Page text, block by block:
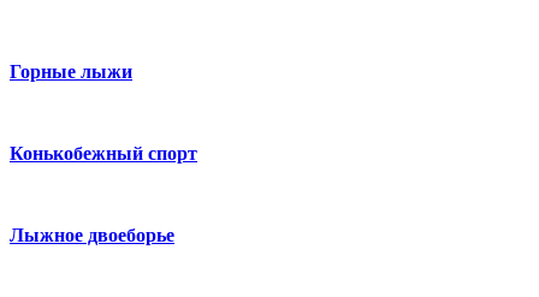
Горные лыжи
Конькобежный спорт
Лыжное двоеборье